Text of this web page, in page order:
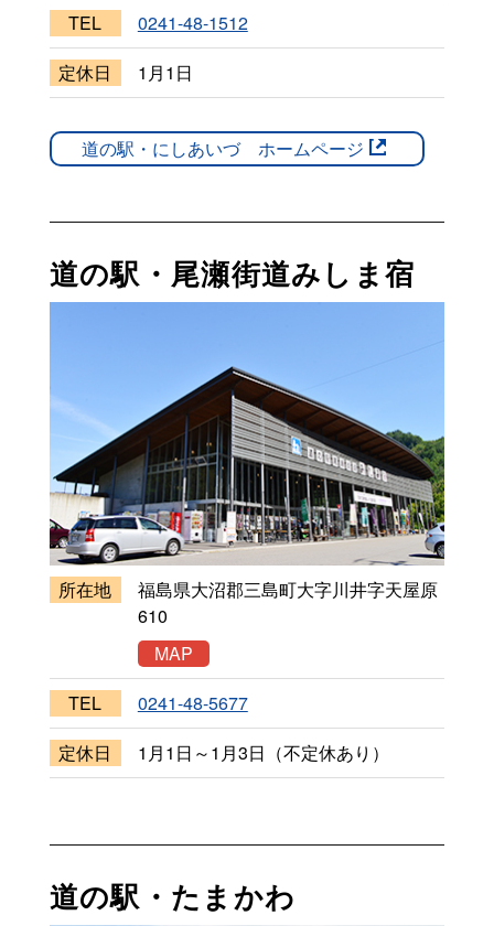
TEL
0241-48-1512
定休日
1月1日
道の駅・にしあいづ ホームページ
道の駅・尾瀬街道みしま宿
所在地
福島県大沼郡三島町大字川井字天屋原
610
MAP
TEL
0241-48-5677
定休日
1月1日～1月3日（不定休あり）
道の駅・たまかわ